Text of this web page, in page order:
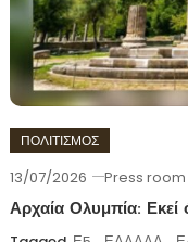
ΠΟΛΙΤΙΣΜΟΣ
13/07/2026 Press room
Αρχαία Ολυμπία: Εκεί